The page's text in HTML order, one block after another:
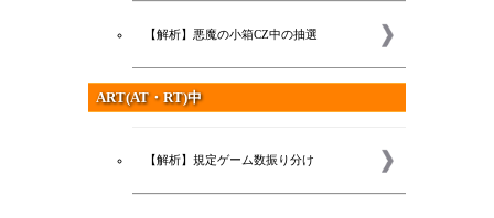
【解析】悪魔の小箱CZ中の抽選
ART(AT・RT)中
【解析】規定ゲーム数振り分け